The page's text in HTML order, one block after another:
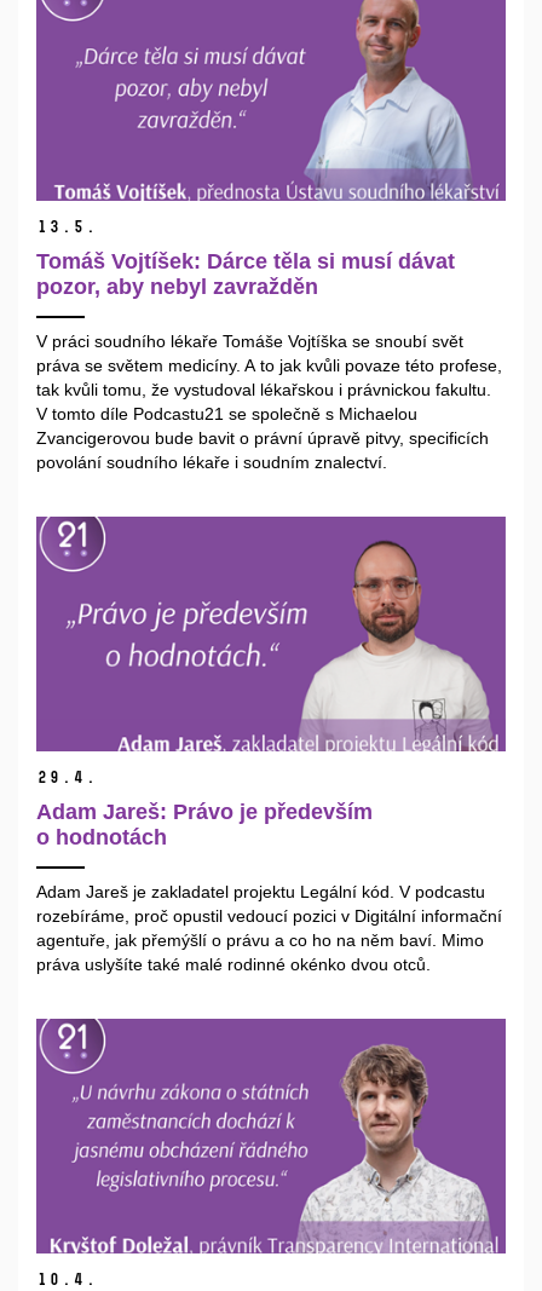
13. 5.
Tomáš Vojtíšek: Dárce těla si musí dávat
pozor, aby nebyl zavražděn
V práci soudního lékaře Tomáše Vojtíška se snoubí svět
práva se světem medicíny. A to jak kvůli povaze této profese,
tak kvůli tomu, že vystudoval lékařskou i právnickou fakultu.
V tomto díle Podcastu21 se společně s Michaelou
Zvancigerovou bude bavit o právní úpravě pitvy, specificích
povolání soudního lékaře i soudním znalectví.
29. 4.
Adam Jareš: Právo je především
o hodnotách
Adam Jareš je zakladatel projektu Legální kód. V podcastu
rozebíráme, proč opustil vedoucí pozici v Digitální informační
agentuře, jak přemýšlí o právu a co ho na něm baví. Mimo
práva uslyšíte také malé rodinné okénko dvou otců.
10. 4.